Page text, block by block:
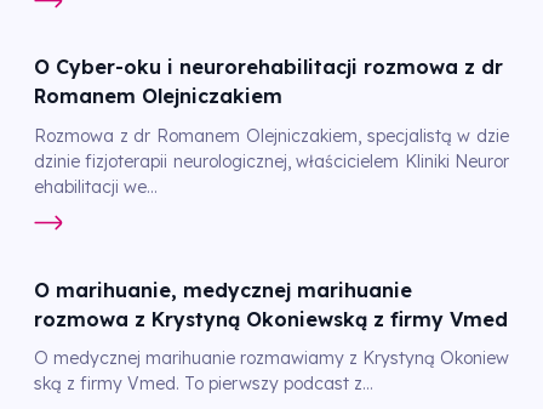
O Cyber-oku i neurorehabilitacji rozmowa z dr
Romanem Olejniczakiem
Rozmowa z dr Romanem Olejniczakiem, specjalistą w dzie
dzinie fizjoterapii neurologicznej, właścicielem Kliniki Neuror
ehabilitacji we...
O marihuanie, medycznej marihuanie
rozmowa z Krystyną Okoniewską z firmy Vmed
O medycznej marihuanie rozmawiamy z Krystyną Okoniew
ską z firmy Vmed. To pierwszy podcast z...